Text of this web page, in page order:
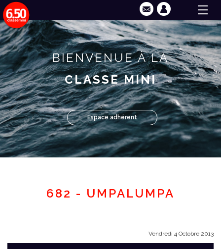
BIENVENUE À LA
CLASSE MINI
Espace adhérent
682 - UMPALUMPA
Vendredi 4 Octobre 2013